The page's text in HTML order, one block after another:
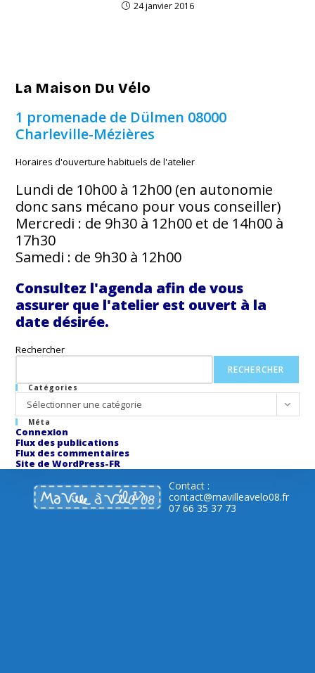
24 janvier 2016
La Maison Du Vélo
1 promenade de Dülmen 08000
Charleville-Mézières
Horaires d'ouverture habituels de l'atelier
Lundi de 10h00 à 12h00 (en autonomie
donc sans mécano pour vous conseiller)
Mercredi : de 9h30 à 12h00 et de 14h00 à
17h30
Samedi : de 9h30 à 12h00
Consultez l'agenda afin de vous
assurer que l'atelier est ouvert à la
date désirée.
Rechercher
RECHERCHER
Catégories
Catégories
Sélectionner une catégorie
Méta
Connexion
Flux des publications
Flux des commentaires
Site de WordPress-FR
Contact :
contact@mavilleavelo08.fr
07 66 35 37 73